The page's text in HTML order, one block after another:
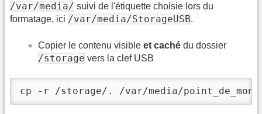
/var/media/ suivi de l'étiquette choisie lors du
formatage, ici /var/media/StorageUSB.
Copier le contenu visible et caché du dossier
/storage vers la clef USB
cp -r /storage/. /var/media/